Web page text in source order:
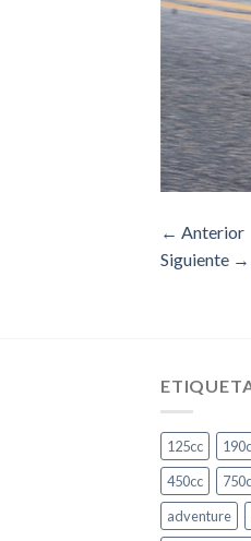
← Anterior
Siguiente →
125cc
450cc
adventure